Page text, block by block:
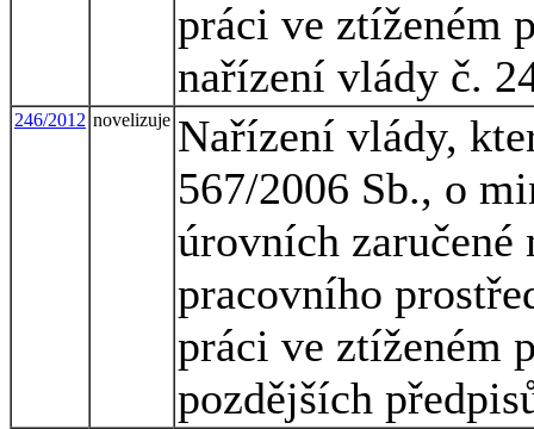
práci ve ztíženém
nařízení vlády č.
246/2012 novelizuje Nařízení vlády,
567/2006 Sb., o
úrovních zaručené
pracovního
práci ve ztíženém
pozdějších